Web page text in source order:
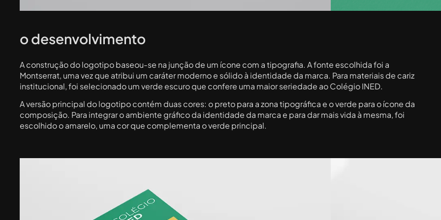
o desenvolvimento
A construção do logotipo baseou-se na junção de um ícone com a tipografia. A fonte escolhida foi a
Montserrat, uma vez que atribui um caráter moderno e sólido à identidade da marca. Para materiais de cariz
institucional, foi selecionado um verde escuro que confere uma maior seriedade ao Colégio INED.
A versão principal do logotipo contém duas cores: o preto para a zona tipográfica e o verde para o ícone da
composição. Para integrar o ambiente gráfico da identidade da marca e para dar mais vida à mesma, foi
escolhido o amarelo, uma cor que complementa o verde principal.